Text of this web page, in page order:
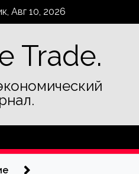
Авг 10, 2026
Trade.